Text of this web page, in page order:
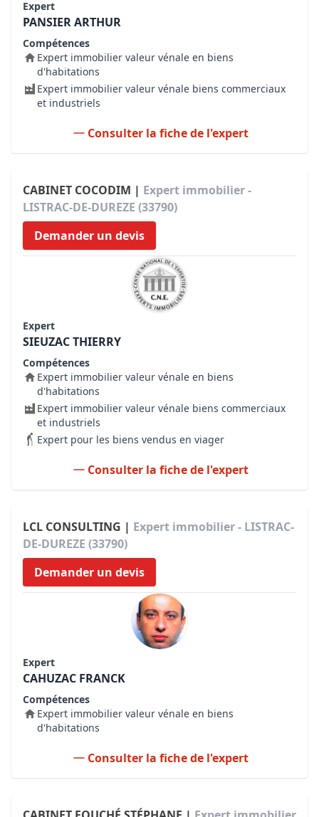
Expert
PANSIER ARTHUR
Compétences
Expert immobilier valeur vénale en biens
d'habitations
Expert immobilier valeur vénale biens commerciaux
et industriels
Consulter la fiche de l'expert
CABINET COCODIM | Expert immobilier -
LISTRAC-DE-DUREZE (33790)
Demander un devis
Expert
SIEUZAC THIERRY
Compétences
Expert immobilier valeur vénale en biens
d'habitations
Expert immobilier valeur vénale biens commerciaux
et industriels
Expert pour les biens vendus en viager
Consulter la fiche de l'expert
LCL CONSULTING | Expert immobilier - LISTRAC-
DE-DUREZE (33790)
Demander un devis
Expert
CAHUZAC FRANCK
Compétences
Expert immobilier valeur vénale en biens
d'habitations
Consulter la fiche de l'expert